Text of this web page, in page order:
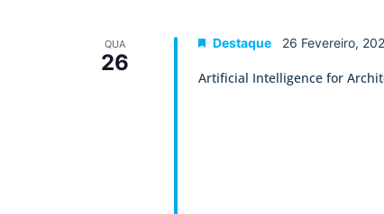
QUA
26
Artificial Intelligence for
Destaque 26 Fevereiro,